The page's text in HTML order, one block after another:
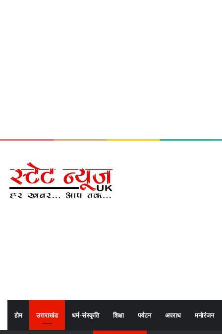
होम उत्तराखंड धर्म-संस्कृति शिक्षा पर्यटन अपराध मनोरंजन